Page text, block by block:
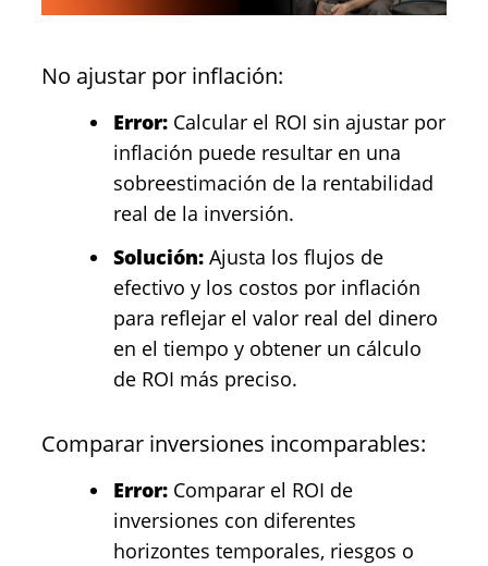
No ajustar por inflación:
Error: Calcular el ROI sin ajustar por
inflación puede resultar en una
sobreestimación de la rentabilidad
real de la inversión.
Solución: Ajusta los flujos de
efectivo y los costos por inflación
para reflejar el valor real del dinero
en el tiempo y obtener un cálculo
de ROI más preciso.
Comparar inversiones incomparables:
Error: Comparar el ROI de
inversiones con diferentes
horizontes temporales, riesgos o